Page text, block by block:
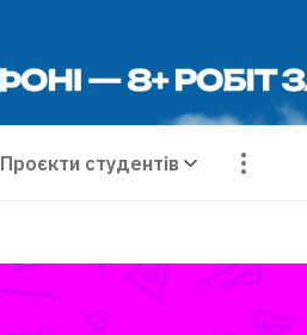
Проєкти студентів